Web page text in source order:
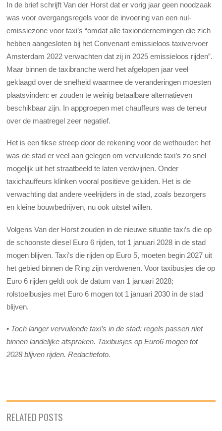
In de brief schrijft Van der Horst dat er vorig jaar geen noodzaak
was voor overgangsregels voor de invoering van een nul-
emissiezone voor taxi’s “omdat alle taxiondernemingen die zich
hebben aangesloten bij het Convenant emissieloos taxivervoer
Amsterdam 2022 verwachten dat zij in 2025 emissieloos rijden”.
Maar binnen de taxibranche werd het afgelopen jaar veel
geklaagd over de snelheid waarmee de veranderingen moesten
plaatsvinden: er zouden te weinig betaalbare alternatieven
beschikbaar zijn. In appgroepen met chauffeurs was de teneur
over de maatregel zeer negatief.
Het is een fikse streep door de rekening voor de wethouder: het
was de stad er veel aan gelegen om vervuilende taxi’s zo snel
mogelijk uit het straatbeeld te laten verdwijnen. Onder
taxichauffeurs klinken vooral positieve geluiden. Het is de
verwachting dat andere veelrijders in de stad, zoals bezorgers
en kleine bouwbedrijven, nu ook uitstel willen.
Volgens Van der Horst zouden in de nieuwe situatie taxi’s die op
de schoonste diesel Euro 6 rijden, tot 1 januari 2028 in de stad
mogen blijven. Taxi’s die rijden op Euro 5, moeten begin 2027 uit
het gebied binnen de Ring zijn verdwenen. Voor taxibusjes die op
Euro 6 rijden geldt ook de datum van 1 januari 2028;
rolstoelbusjes met Euro 6 mogen tot 1 januari 2030 in de stad
blijven.
• Toch langer vervuilende taxi’s in de stad: regels passen niet
binnen landelijke afspraken. Taxibusjes op Euro6 mogen tot
2028 blijven rijden. Redactiefoto.
RELATED POSTS